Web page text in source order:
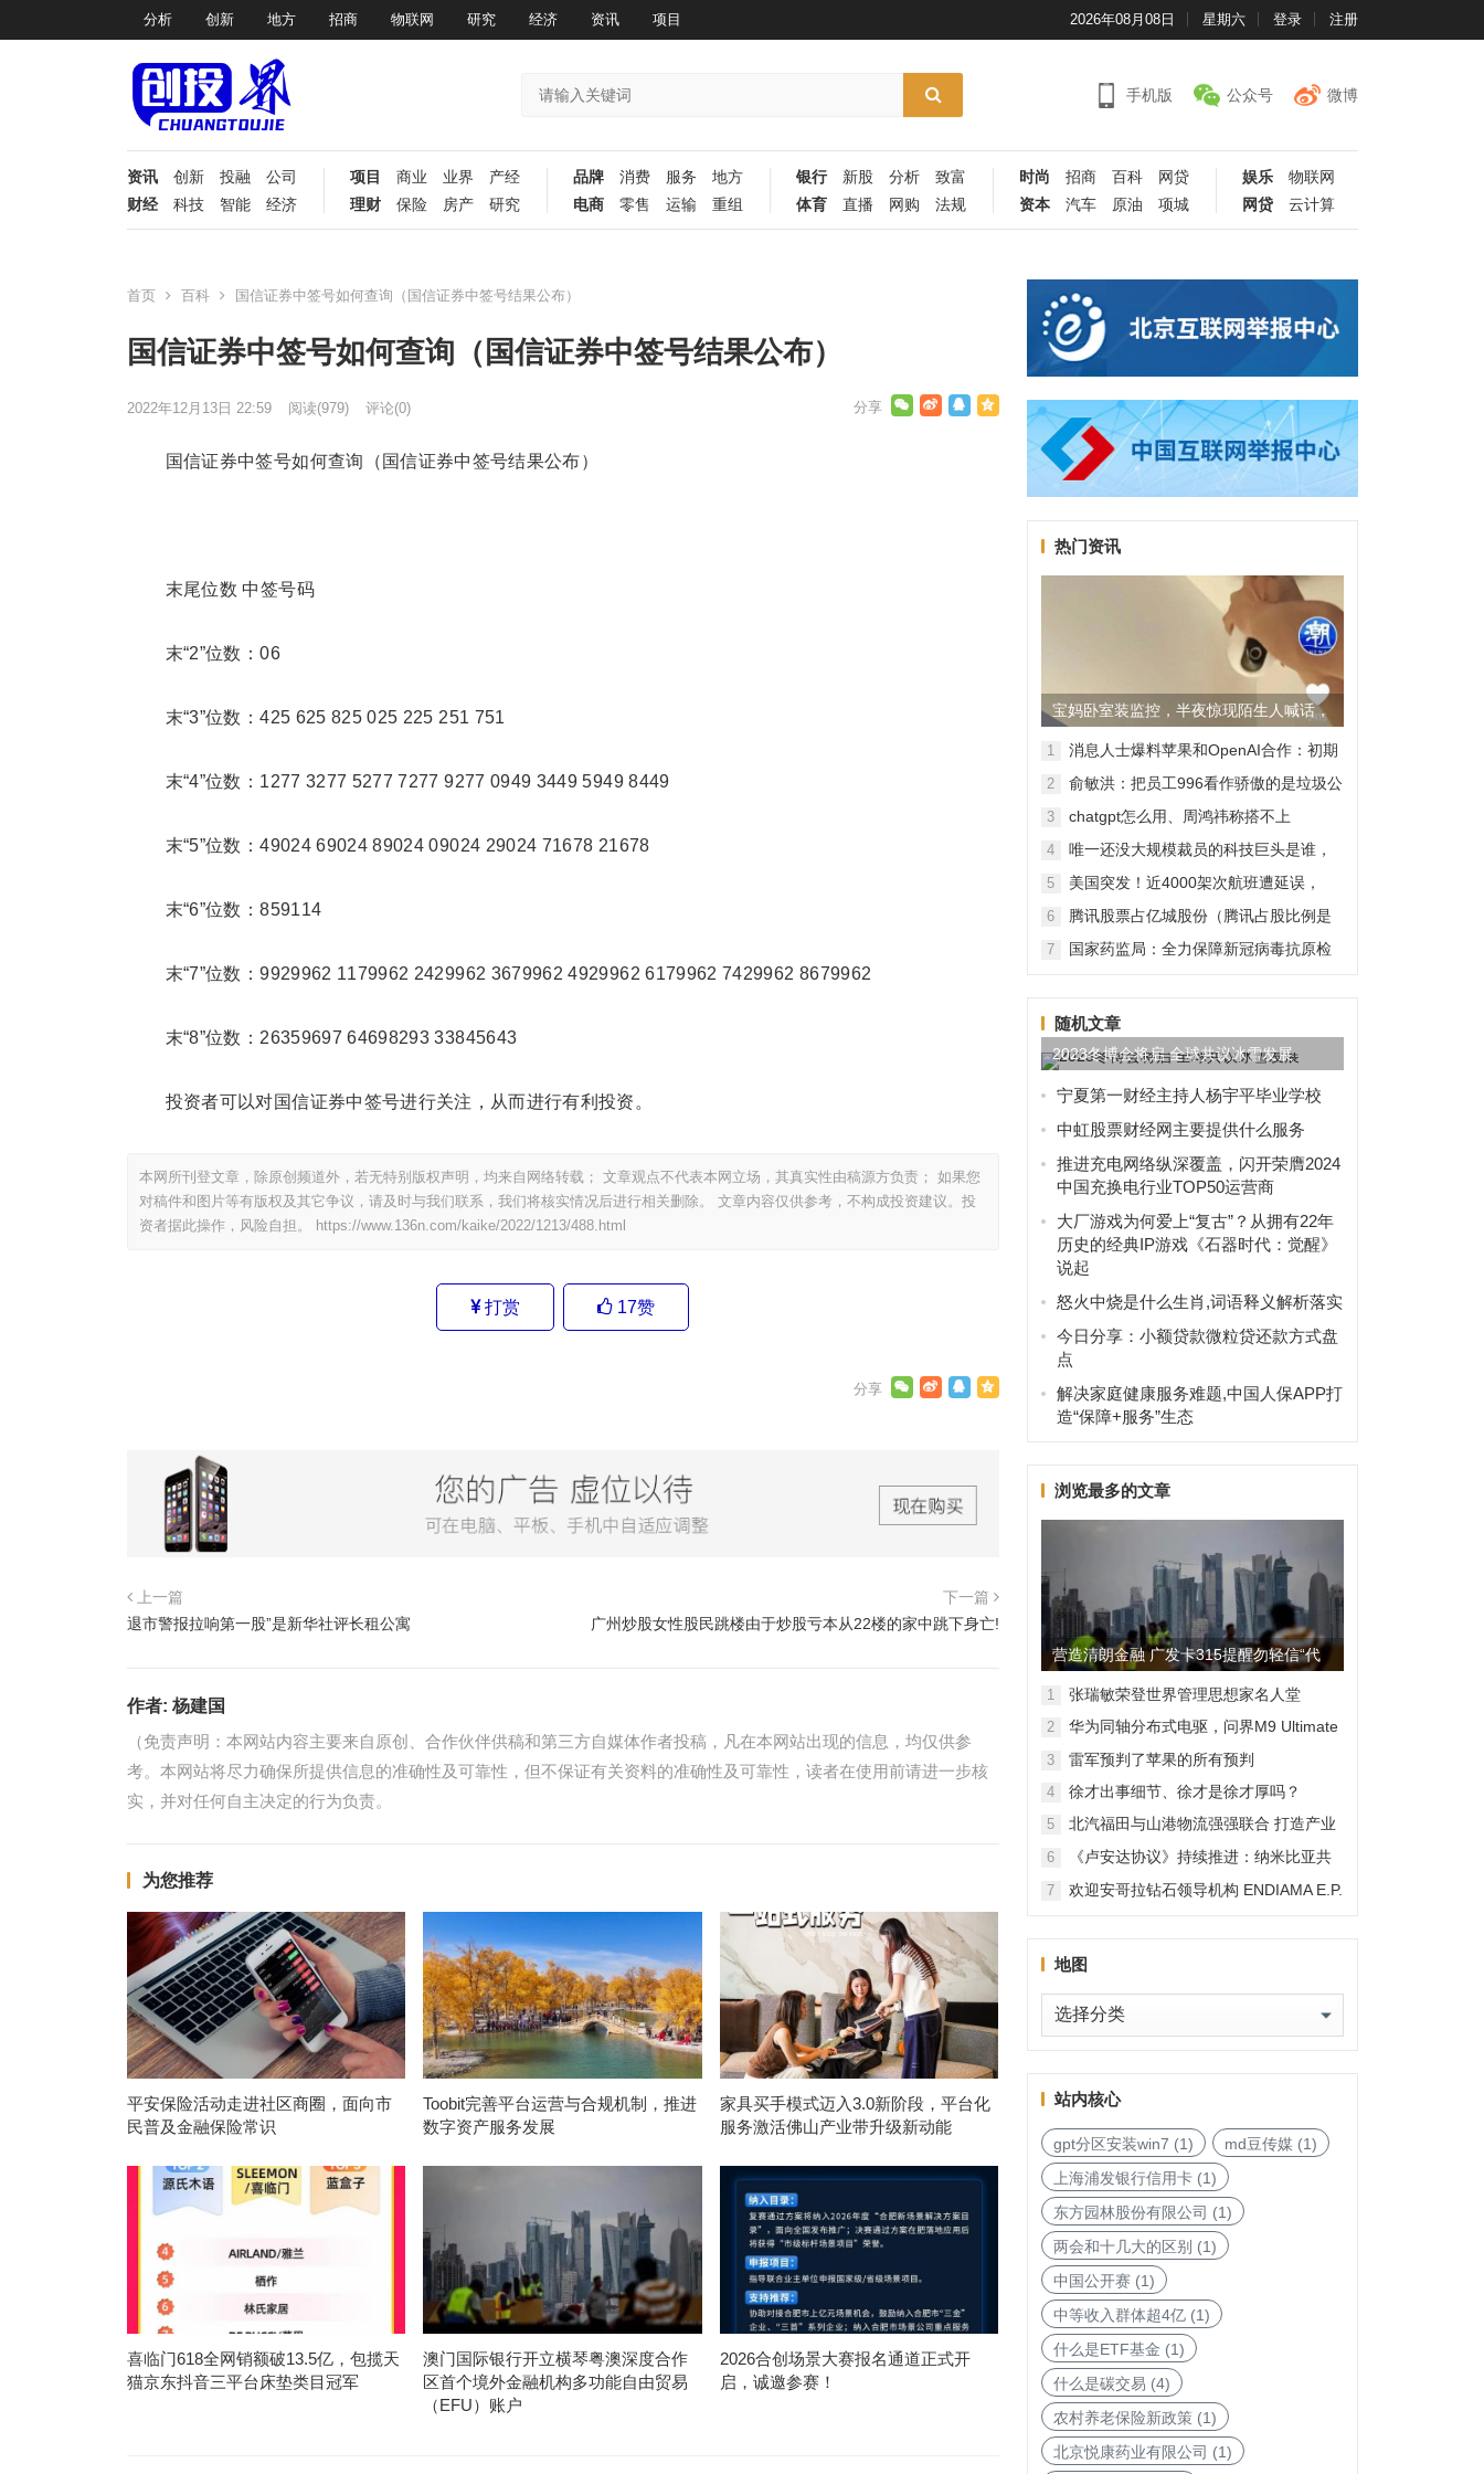
分析 创新 地方 招商 物联网 研究 经济 资讯 项目 2026年08月08日 星期六 登录 注册
手机版 公众号 微博
资讯 创新 投融
公司
财经
科技 智能 经济
项目 商业 业界
产经
理财
保险 房产 研究
品牌 消费 服务
地方
电商
零售 运输 重组
银行 新股 分析
致富
体育
直播 网购 法规
时尚 招商 百科
网贷
资本
汽车 原油 项城
娱乐
物联网
网贷
云计算
首页 百科 国信证券中签号如何查询（国信证券中签号结果公布）
国信证券中签号如何查询（国信证券中签号结果公布）
2022年12月13日 22:59 阅读(979) 评论(0)
国信证券中签号如何查询（国信证券中签号结果公布）
末尾位数 中签号码
末“2”位数：06
末“3”位数：425 625 825 025 225 251 751
末“4”位数：1277 3277 5277 7277 9277 0949 3449 5949 8449
末“5”位数：49024 69024 89024 09024 29024 71678 21678
末“6”位数：859114
末“7”位数：9929962 1179962 2429962 3679962 4929962 6179962 7429962 8679962
末“8”位数：26359697 64698293 33845643
投资者可以对国信证券中签号进行关注，从而进行有利投资。
本网所刊登文章，除原创频道外，若无特别版权声明，均来自网络转载； 文章观点不代表本网立场，其真实性由稿源方负责； 如果您
对稿件和图片等有版权及其它争议，请及时与我们联系，我们将核实情况后进行相关删除。 文章内容仅供参考，不构成投资建议。投
资者据此操作，风险自担。
https://www.136n.com/kaike/2022/1213/488.html
打赏 17赞
上一篇
退市警报拉响第一股”是新华社评长租公寓
下一篇
广州炒股女性股民跳楼由于炒股亏本从22楼的家中跳下身亡!
作者: 杨建国
（免责声明：本网站内容主要来自原创、合作伙伴供稿和第三方自媒体作者投稿，凡在本网站出现的信息，均仅供参
考。本网站将尽力确保所提供信息的准确性及可靠性，但不保证有关资料的准确性及可靠性，读者在使用前请进一步核
实，并对任何自主决定的行为负责。
为您推荐
平安保险活动走进社区商圈，面向市
民普及金融保险常识
Toobit完善平台运营与合规机制，推进
数字资产服务发展
家具买手模式迈入3.0新阶段，平台化
服务激活佛山产业带升级新动能
喜临门618全网销额破13.5亿，包揽天
猫京东抖音三平台床垫类目冠军
澳门国际银行开立横琴粤澳深度合作
区首个境外金融机构多功能自由贸易
（EFU）账户
2026合创场景大赛报名通道正式开
启，诚邀参赛！
热门资讯
宝妈卧室装监控，半夜惊现陌生人喊话，
警方已介入调查
1
消息人士爆料苹果和OpenAI合作：初期
无现金交易、未来探索分成佣金
2
俞敏洪：把员工996看作骄傲的是垃圾公
司，建议24节气都放假
3
chatgpt怎么用、周鸿祎称搭不上
ChatGPT企业会被淘汰
4
唯一还没大规模裁员的科技巨头是谁，
苹果还能扛多久？
5
美国突发！近4000架次航班遭延误，
2000架次航班被取消
6
腾讯股票占亿城股份（腾讯占股比例是
怎样的？）
7
国家药监局：全力保障新冠病毒抗原检
随机文章
2023冬博会将启 全球共议冰雪发展
宁夏第一财经主持人杨宇平毕业学校
中虹股票财经网主要提供什么服务
推进充电网络纵深覆盖，闪开荣膺2024
中国充换电行业TOP50运营商
大厂游戏为何爱上“复古”？从拥有22年
历史的经典IP游戏《石器时代：觉醒》
说起
怒火中烧是什么生肖,词语释义解析落实
今日分享：小额贷款微粒贷还款方式盘
点
解决家庭健康服务难题,中国人保APP打
造“保障+服务”生态
浏览最多的文章
营造清朗金融 广发卡315提醒勿轻信“代
理维权”
1 张瑞敏荣登世界管理思想家名人堂
2
华为同轴分布式电驱，问界M9 Ultimate
背后的“车轮思想者”
3 雷军预判了苹果的所有预判
4 徐才出事细节、徐才是徐才厚吗？
5
北汽福田与山港物流强强联合 打造产业
融合新范本
6
《卢安达协议》持续推进：纳米比亚共
和国加入，印度宝石与珠宝出口促进委
员会与迪拜多种商品交易中心启动加入
7
欢迎安哥拉钻石领导机构 ENDIAMA E.P.
地图
地
图
站内核心
gpt分区安装win7 (1) md豆传媒(1)
上海浦发银行信用卡(1)
东方园林股份有限公司 (1)
两会和十几大的区别 (1)
中国公开赛(1)
中等收入群体超4亿(1)
什么是ETF基金 (1)
什么是碳交易 (4)
农村养老保险新政策(1)
北京悦康药业有限公司 (1)